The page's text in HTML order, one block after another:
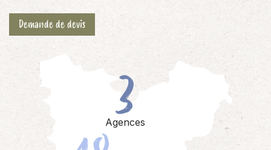
Demande de devis
3
Agences